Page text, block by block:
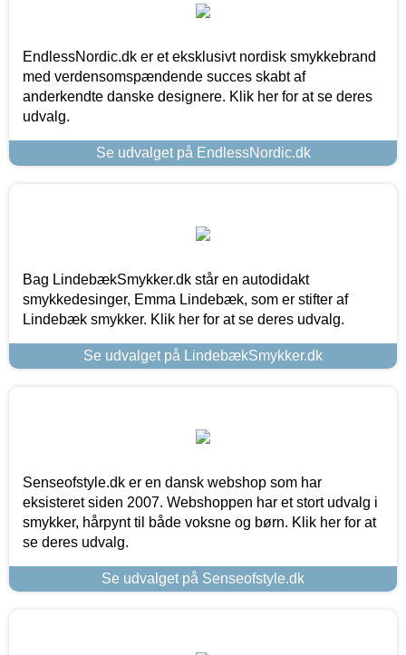
EndlessNordic.dk er et eksklusivt nordisk smykkebrand
med verdensomspændende succes skabt af
anderkendte danske designere. Klik her for at se deres
udvalg.
Se udvalget på EndlessNordic.dk
Bag LindebækSmykker.dk står en autodidakt
smykkedesinger, Emma Lindebæk, som er stifter af
Lindebæk smykker. Klik her for at se deres udvalg.
Se udvalget på LindebækSmykker.dk
Senseofstyle.dk er en dansk webshop som har
eksisteret siden 2007. Webshoppen har et stort udvalg i
smykker, hårpynt til både voksne og børn. Klik her for at
se deres udvalg.
Se udvalget på Senseofstyle.dk